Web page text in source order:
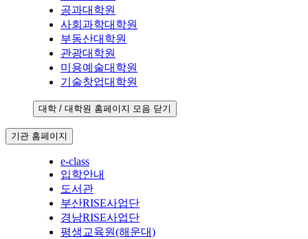
공과대학원
사회과학대학원
부동산대학원
관광대학원
미용예술대학원
기술창업대학원
대학 / 대학원 홈페이지 모음 닫기
기관 홈페이지
e-class
입학안내
도서관
부산RISE사업단
경남RISE사업단
평생교육원(해운대)